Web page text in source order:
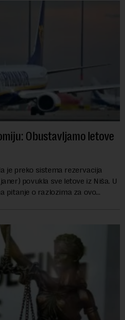
Obustavljamo letove
je preko sistema rezervacija
povukla sve letove iz Niša. U
pitanje o razlozima za ovo